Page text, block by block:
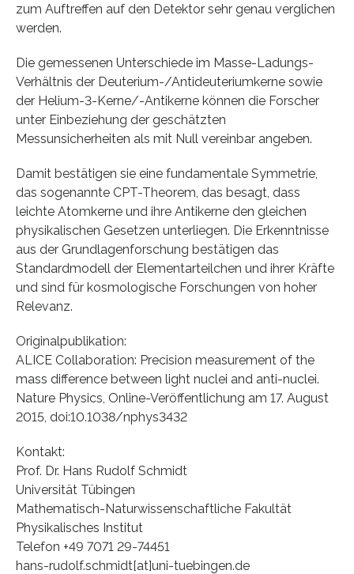
zum Auftreffen auf den Detektor sehr genau verglichen
werden.
Die gemessenen Unterschiede im Masse-Ladungs-
Verhältnis der Deuterium-/Antideuteriumkerne sowie
der Helium-3-Kerne/-Antikerne können die Forscher
unter Einbeziehung der geschätzten
Messunsicherheiten als mit Null vereinbar angeben.
Damit bestätigen sie eine fundamentale Symmetrie,
das sogenannte CPT-Theorem, das besagt, dass
leichte Atomkerne und ihre Antikerne den gleichen
physikalischen Gesetzen unterliegen. Die Erkenntnisse
aus der Grundlagenforschung bestätigen das
Standardmodell der Elementarteilchen und ihrer Kräfte
und sind für kosmologische Forschungen von hoher
Relevanz.
Originalpublikation:
ALICE Collaboration: Precision measurement of the
mass difference between light nuclei and anti-nuclei.
Nature Physics, Online-Veröffentlichung am 17. August
2015, doi:10.1038/nphys3432
Kontakt:
Prof. Dr. Hans Rudolf Schmidt
Universität Tübingen
Mathematisch-Naturwissenschaftliche Fakultät
Physikalisches Institut
Telefon +49 7071 29-74451
hans-rudolf.schmidt[at]uni-tuebingen.de